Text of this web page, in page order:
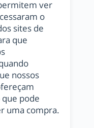
ver
o
sites de
que
nossos
pode
uma compra.